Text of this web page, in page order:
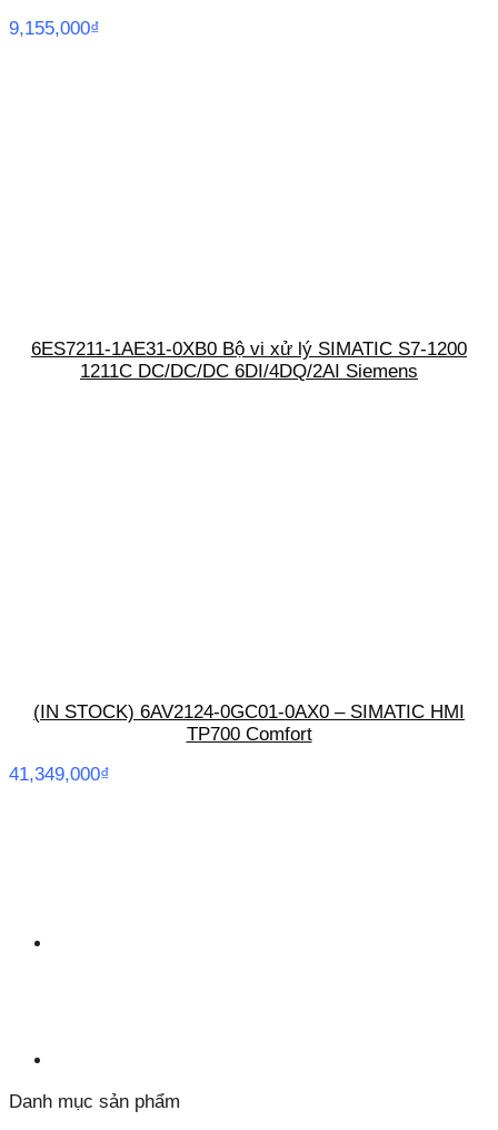
9,155,000₫
6ES7211-1AE31-0XB0 Bộ vi xử lý SIMATIC S7-1200
1211C DC/DC/DC 6DI/4DQ/2AI Siemens
(IN STOCK) 6AV2124-0GC01-0AX0 – SIMATIC HMI
TP700 Comfort
41,349,000₫
Danh mục sản phẩm